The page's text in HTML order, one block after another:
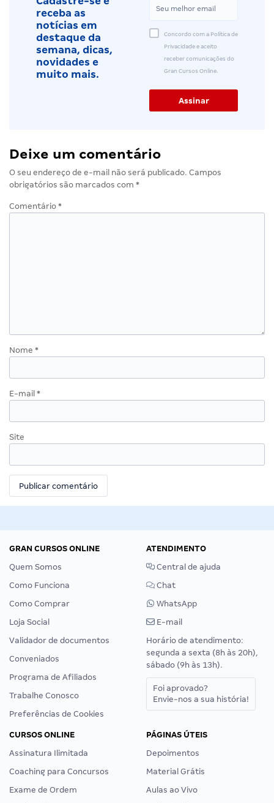
receba as
notícias em
destaque da
semana, dicas,
novidades e
muito mais.
Concordo com a Política de
Privacidade e aceito
receber comunicações do
Gran Cursos Online.
Deixe um comentário
O seu endereço de e-mail não será publicado. Campos
obrigatórios são marcados com *
Comentário *
Nome *
E-mail *
Site
GRAN CURSOS ONLINE
Quem Somos
Como Funciona
Como Comprar
Loja Social
Validador de documentos
Conveniados
Programa de Afiliados
Trabalhe Conosco
Preferências de Cookies
ATENDIMENTO
Central de ajuda
Chat
WhatsApp
E-mail
Horário de atendimento:
segunda a sexta (8h às 20h),
sábado (9h às 13h).
Foi aprovado?
Envie-nos a sua história!
CURSOS ONLINE
Assinatura Ilimitada
Coaching para Concursos
Exame de Ordem
PÁGINAS ÚTEIS
Depoimentos
Material Grátis
Aulas ao Vivo